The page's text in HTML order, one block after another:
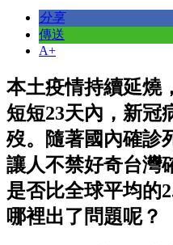
分享
傳送
A+
本土疫情持續延燒
短短23天內，新冠
歿。隨著國內確診
讓人不禁好奇台灣
是否比全球平均的
哪裡出了問題呢？